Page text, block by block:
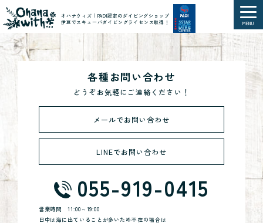
オハナウィズ｜PADI認定のダイビングショップ
伊豆でスキューバダイビングライセンス取得！
MENU
各種お問い合わせ
どうぞお気軽にご連絡ください！
メールでお問い合わせ
LINEでお問い合わせ
055-919-0415
営業時間11:00～19:00
日中は海に出ていることが多いため不在の場合は